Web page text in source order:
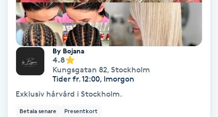
Gua Sha-massage
Hatha Yoga
Healing
By Bojana
4.8
Kungsgatan 82, Stockholm
Tider fr. 12:00, Imorgon
Exklusiv hårvård i Stockholm.
Betala senare Presentkort